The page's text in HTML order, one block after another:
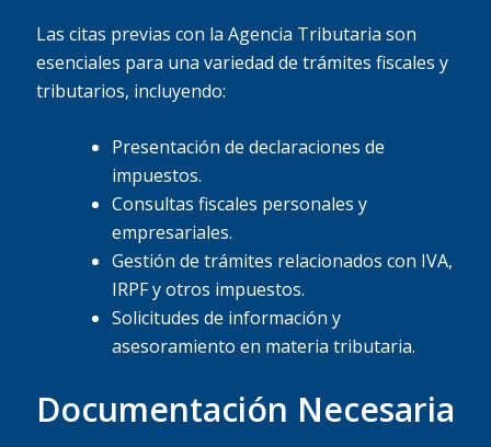
Las citas previas con la Agencia Tributaria son
esenciales para una variedad de trámites fiscales y
tributarios, incluyendo:
Presentación de declaraciones de
impuestos.
Consultas fiscales personales y
empresariales.
Gestión de trámites relacionados con IVA,
IRPF y otros impuestos.
Solicitudes de información y
asesoramiento en materia tributaria.
Documentación Necesaria